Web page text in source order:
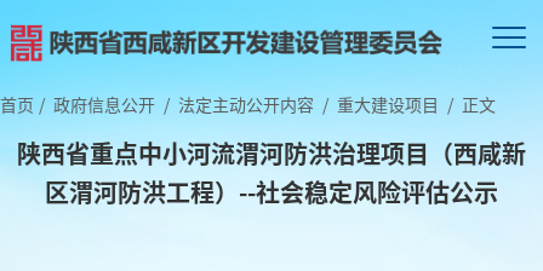
首页 / 政府信息公开 / 法定主动公开内容 / 重大建设项目 / 正文
陕西省重点中小河流渭河防洪治理项目（西咸新
区渭河防洪工程）--社会稳定风险评估公示